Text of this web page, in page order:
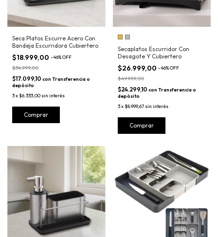
Seca Platos Escurre Acero Con
Bandeja Escurridora Cubiertero
$18.999,00 -46%OFF
$34.999,00
$17.099,10 con Transferencia o
depósito
3x$6.333,00 sin interés
Comprar
Secaplatos Escurridor Con
Desagote Y Cubiertero
$26.999,00 -46%OFF
$49.999,00
$24.299,10 con Transferencia o
depósito
3x$8.999,67 sin interés
Comprar